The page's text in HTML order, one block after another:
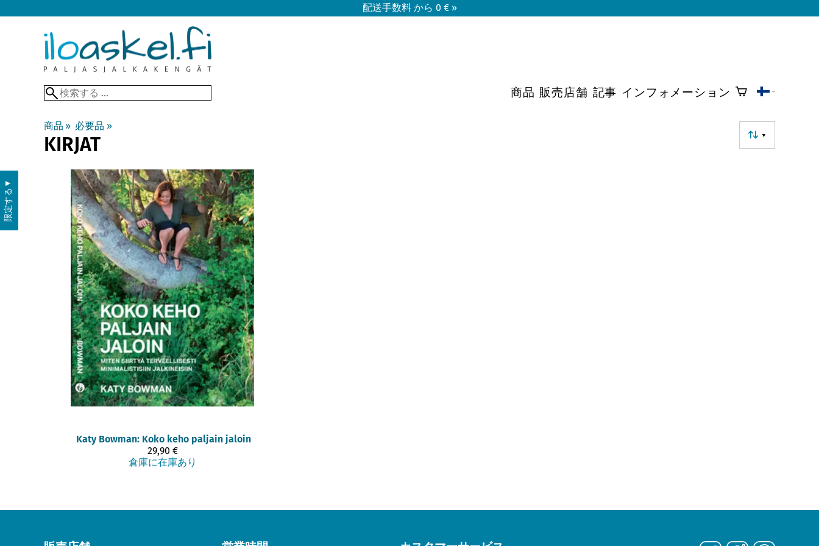
配送手数料 から 0 € »
商品 販売店舗 記事 インフォメーション
商品 ‪» 必要品 ‪»
▼
KIRJAT
限定する
▼
Katy Bowman: Koko keho paljain jaloin
29,90 €
倉庫に在庫あり